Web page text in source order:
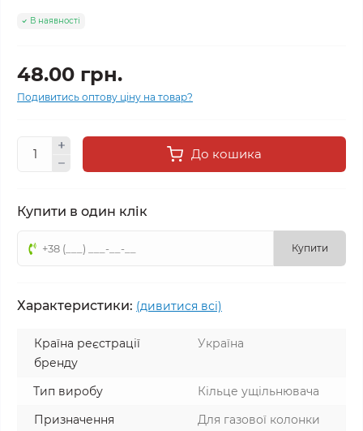
В наявності
48.00 грн.
Подивитись оптову ціну на товар?
До кошика
Купити в один клік
Купити
Характеристики: (дивитися всі)
Країна реєстрації
бренду
Україна
Тип виробу
Кільце ущільнювача
Призначення
Для газової колонки